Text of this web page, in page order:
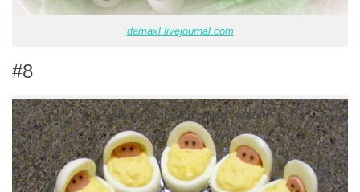
damaxl.livejournal.com
#8